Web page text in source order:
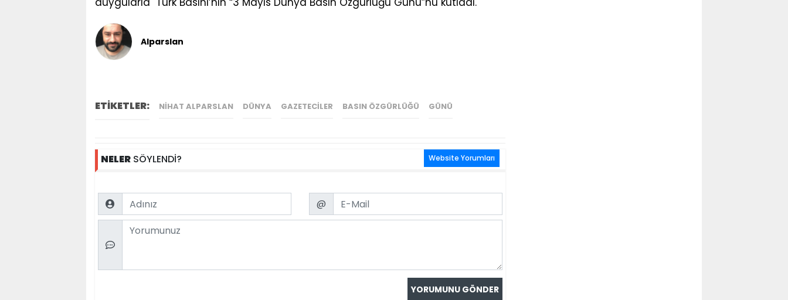
Alparslan
ETİKETLER: NIHAT ALPARSLAN DÜNYA GAZETECILER BASIN ÖZGÜRLÜĞÜ GÜNÜ
NELER SÖYLENDİ? Website Yorumları
Name Email
@
Comment